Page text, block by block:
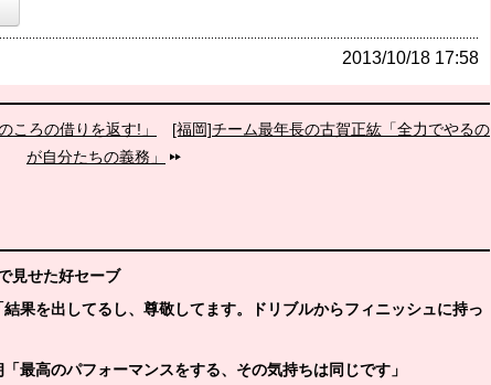
2013/10/18 17:58
ころの借りを返す!」
[福岡]チーム最年長の古賀正紘「全力でやるの
が自分たちの義務」
見せた好セーブ
果を出してるし、尊敬してます。ドリブルからフィニッシュに持っ
最高のパフォーマンスをする、その気持ちは同じです」